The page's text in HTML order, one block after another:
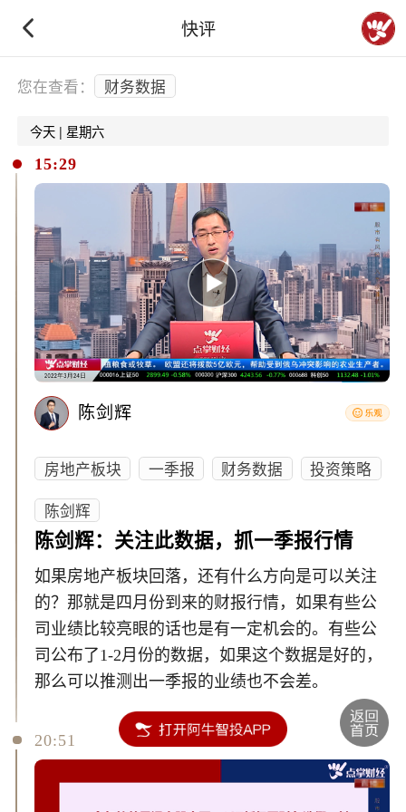
快评
下拉刷新
您在查看： 财务数据
今天 | 星期六
15:29
陈剑辉
房地产板块 一季报 财务数据
投资策略
陈剑辉
陈剑辉：关注此数据，抓一季报行情
如果房地产板块回落，还有什么方向是可以关注
的？那就是四月份到来的财报行情，如果有些公
司业绩比较亮眼的话也是有一定机会的。有些公
司公布了1-2月份的数据，如果这个数据是好的，
那么可以推测出一季报的业绩也不会差。
20:51